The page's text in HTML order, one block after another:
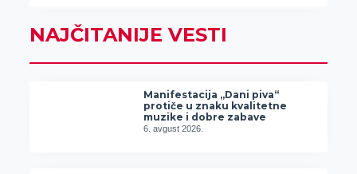
NAJČITANIJE VESTI
Manifestacija „Dani piva“
protiče u znaku kvalitetne
muzike i dobre zabave
6. avgust 2026.